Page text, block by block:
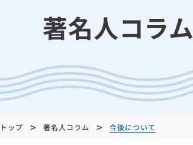
著名人コラム
トップ > 著名人コラム > 今後について